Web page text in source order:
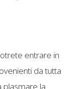
entrare in
da tutta
plasmare la